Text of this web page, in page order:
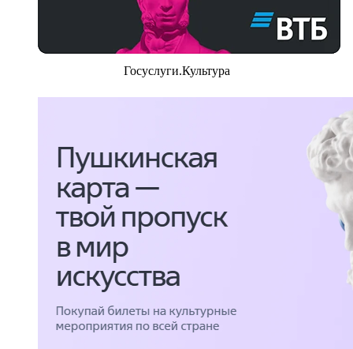
Госуслуги.Культура